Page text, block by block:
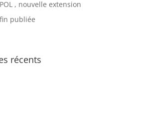
, nouvelle extension
publiée
récents